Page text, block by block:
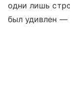
одни лишь
был удивлен —